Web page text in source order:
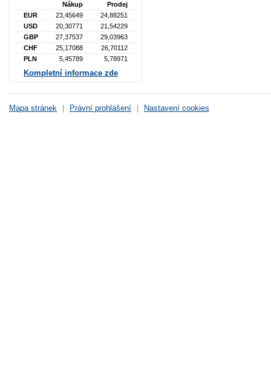
Nákup
Prodej
EUR
23,45649
24,88251
USD
20,30771
21,54229
GBP
27,37537
29,03963
CHF
25,17088
26,70112
PLN
5,45789 5,78971
Kompletní informace zde
Mapa stránek Právní prohlášení Nastavení cookies